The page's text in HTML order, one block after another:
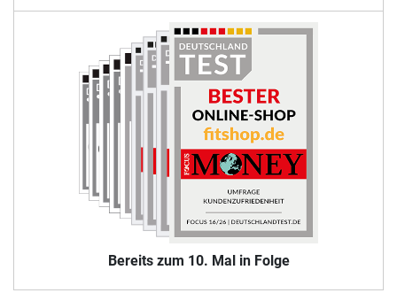
Bereits zum 10. Mal in Folge